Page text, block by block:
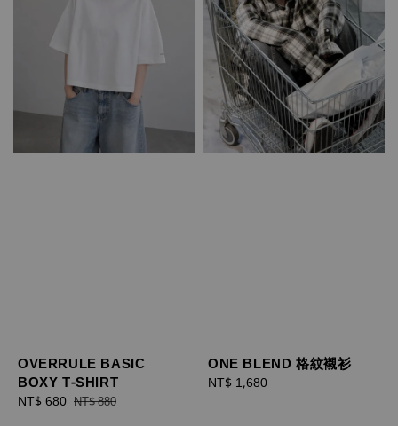
OVERRULE BASIC
BOXY T-SHIRT
Sale
NT$ 680 Regular
NT$ 880
ONE BLEND 格紋襯衫
Regular
NT$ 1,680